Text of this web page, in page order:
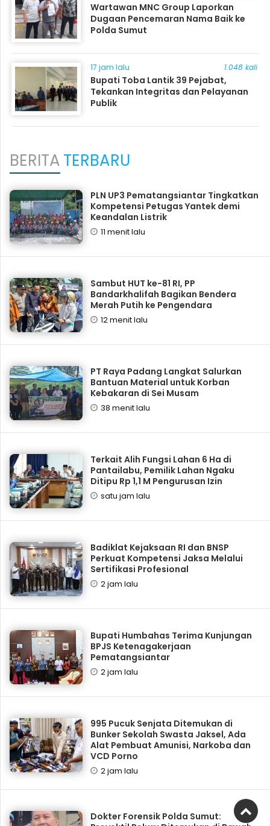
Wartawan MNC Group Laporkan
Dugaan Pencemaran Nama Baik ke
Polda Sumut
17 jam lalu 1.048 kali
Bupati Toba Lantik 39 Pejabat,
Tekankan Integritas dan Pelayanan
Publik
BERITATERBARU
PLN UP3 Pematangsiantar Tingkatkan
Kompetensi Petugas Yantek demi
Keandalan Listrik
11 menit lalu
Sambut HUT ke-81 RI, PP
Bandarkhalifah Bagikan Bendera
Merah Putih ke Pengendara
12 menit lalu
PT Raya Padang Langkat Salurkan
Bantuan Material untuk Korban
Kebakaran di Sei Musam
38 menit lalu
Terkait Alih Fungsi Lahan 6 Ha di
Pantailabu, Pemilik Lahan Ngaku
Ditipu Rp 1,1 M Pengurusan Izin
satu jam lalu
Badiklat Kejaksaan RI dan BNSP
Perkuat Kompetensi Jaksa Melalui
Sertifikasi Profesional
2 jam lalu
Bupati Humbahas Terima Kunjungan
BPJS Ketenagakerjaan
Pematangsiantar
2 jam lalu
995 Pucuk Senjata Ditemukan di
Bunker Sekolah Swasta Jaksel, Ada
Alat Pembuat Amunisi, Narkoba dan
VCD Porno
2 jam lalu
Dokter Forensik Polda Sumut: